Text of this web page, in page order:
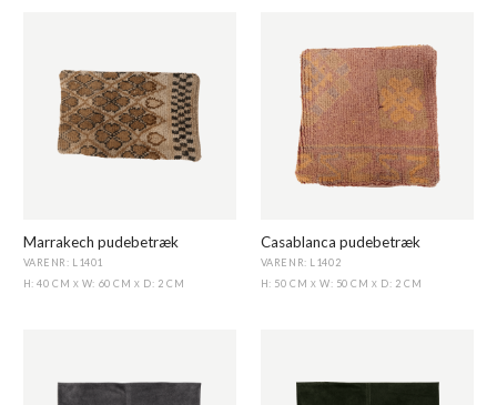
Marrakech pudebetræk
VARENR: L1401
H: 40 CM X W: 60 CM X D: 2 CM
Casablanca pudebetræk
VARENR: L1402
H: 50 CM X W: 50 CMX D: 2 CM